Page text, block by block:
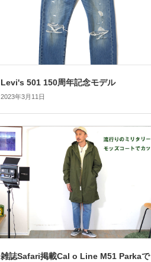
Levi's 501 150周年記念モデル
2023年3月11日
雑誌Safari掲載Cal o Line M51 Parkaで